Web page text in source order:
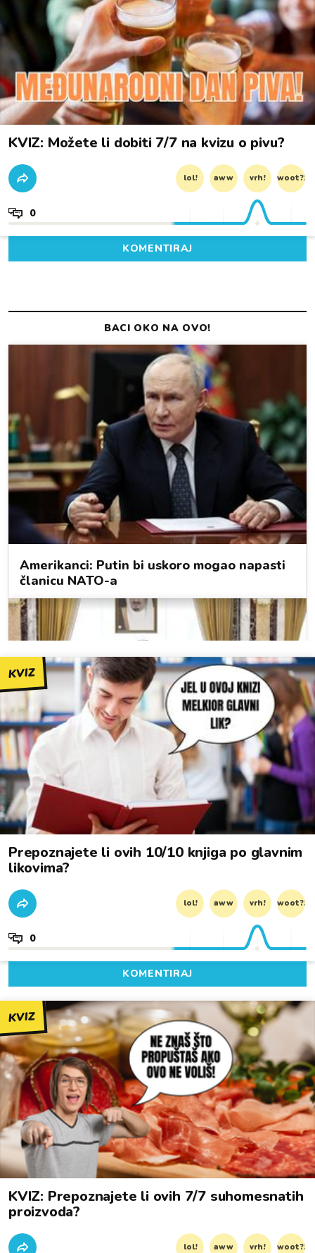
KVIZ: Možete li dobiti 7/7 na kvizu o pivu?
lol! aww vrh! woot?!
0
KOMENTIRAJ
KVIZ
Prepoznajete li ovih 10/10 knjiga po glavnim
likovima?
lol! aww vrh! woot?!
0
KOMENTIRAJ
KVIZ
KVIZ: Prepoznajete li ovih 7/7 suhomesnatih
proizvoda?
lol! aww vrh! woot?!